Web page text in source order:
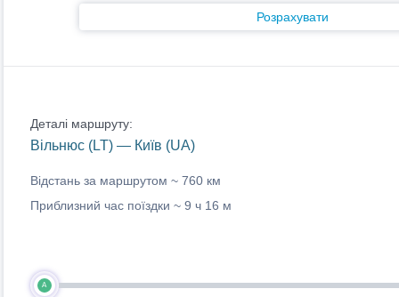
Розрахувати
Деталі маршруту:
Вільнюс (LT) — Київ (UA)
Відстань за маршрутом ~ 760 км
Приблизний час поїздки ~ 9 ч 16 м
A